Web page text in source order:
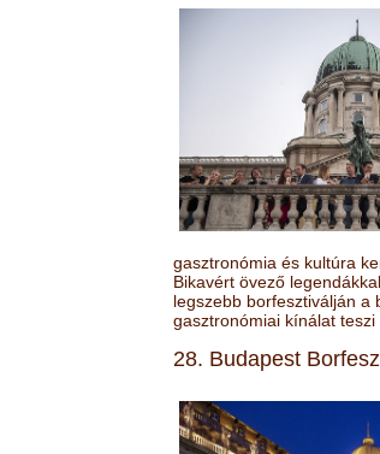
gasztronómia és kultúra
Bikavért övező
legszebb borfesztiválján a
gasztronómiai kínálat teszi
28. Budapest